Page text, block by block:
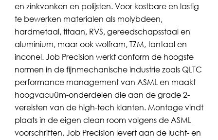
en zinkvonken en polijsten. Voor kostbare en lastig
te bewerken materialen als molybdeen,
hardmetaal, titaan, RVS, gereedschapsstaal en
aluminium, maar ook wolfram, TZM, tantaal en
inconel. Job Precision werkt conform de hoogste
normen in de fijnmechanische industrie zoals QLTC
performance management van ASML en maakt
hoogvacuüm-onderdelen die aan de grade 2-
vereisten van de high-tech klanten. Montage vindt
plaats in de eigen clean room volgens de ASML
voorschriften. Job Precision levert aan de lucht- en